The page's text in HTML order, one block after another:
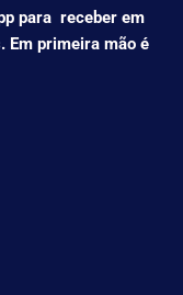
para receber em
Em primeira mão é